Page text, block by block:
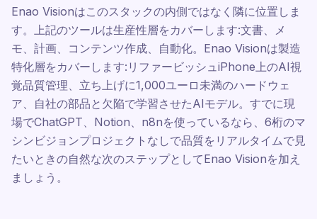
Enao Visionはこのスタックの内側ではなく隣に位置しま
す。上記のツールは生産性層をカバーします:文書、メ
モ、計画、コンテンツ作成、自動化。Enao Visionは製造
特化層をカバーします:リファービッシュiPhone上のAI視
覚品質管理、立ち上げに1,000ユーロ未満のハードウェ
ア、自社の部品と欠陥で学習させたAIモデル。すでに現
場でChatGPT、Notion、n8nを使っているなら、6桁のマ
シンビジョンプロジェクトなしで品質をリアルタイムで見
たいときの自然な次のステップとしてEnao Visionを加え
ましょう。